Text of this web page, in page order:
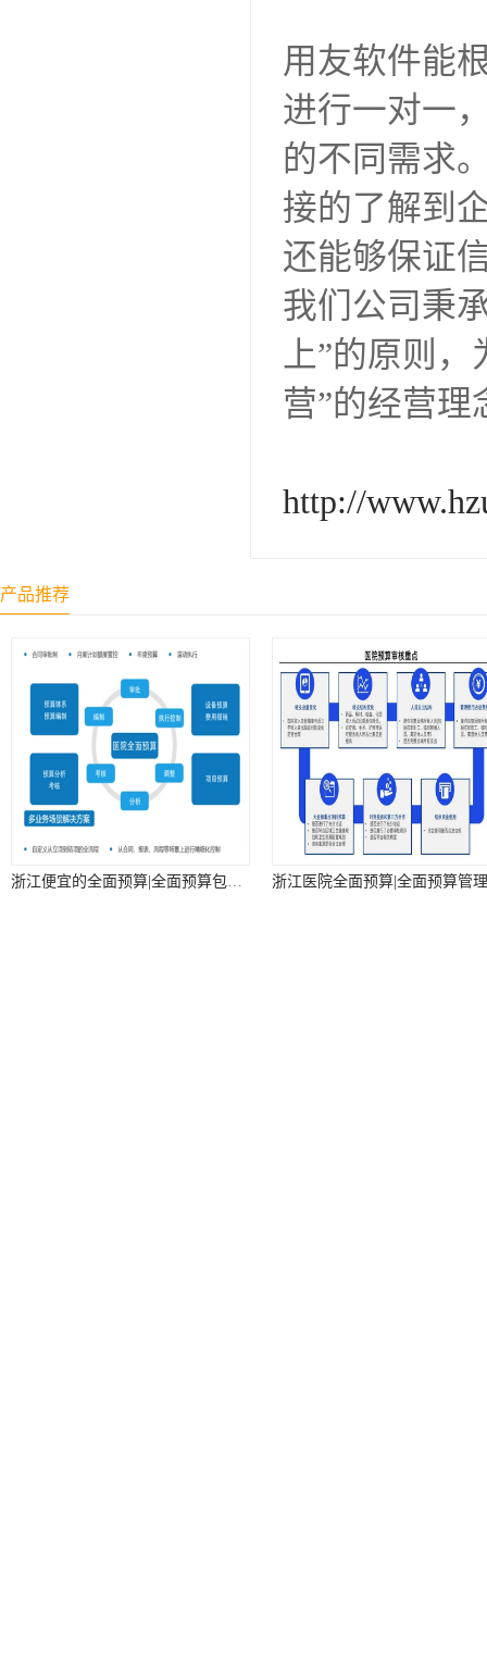
用友软件能
进行一对一
的不同需求
接的了解到
还能够保证
我们公司秉
上”的原则，
营”的经营理
http://
产品推荐
浙江便宜的全面预算|全面预算包括|全面预算解决方案